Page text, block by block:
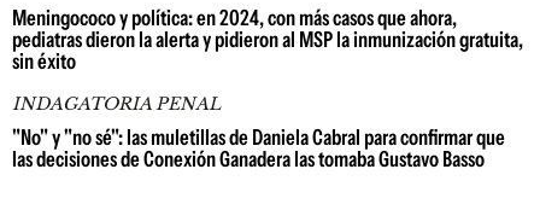
Meningococo y política: en 2024, con más casos que ahora,
pediatras dieron la alerta y pidieron al MSP la inmunización gratuita,
sin éxito
INDAGATORIA PENAL
"No" y "no sé": las muletillas de Daniela Cabral para confirmar que
las decisiones de Conexión Ganadera las tomaba Gustavo Basso